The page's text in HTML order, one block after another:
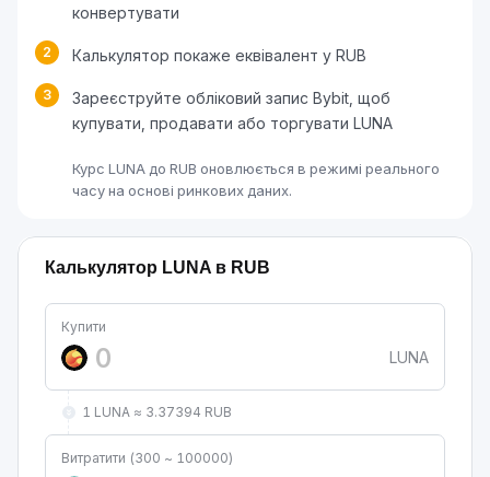
конвертувати
2 Калькулятор покаже еквівалент у RUB
3
Зареєструйте обліковий запис Bybit, щоб
купувати, продавати або торгувати LUNA
Курс LUNA до RUB оновлюється в режимі реального
часу на основі ринкових даних.
Калькулятор LUNA в RUB
Купити
LUNA
1 LUNA ≈ 3.37394 RUB
Витратити (300 ~ 100000)